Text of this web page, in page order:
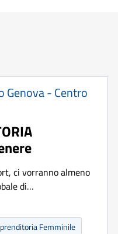
Genova - Centro
ci vorranno almeno
di…
Femminile